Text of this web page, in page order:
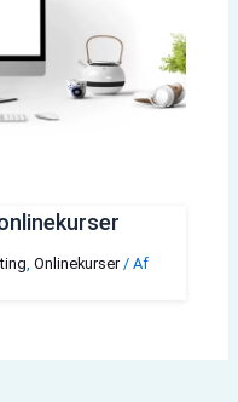
, Onlinekurser/ Af